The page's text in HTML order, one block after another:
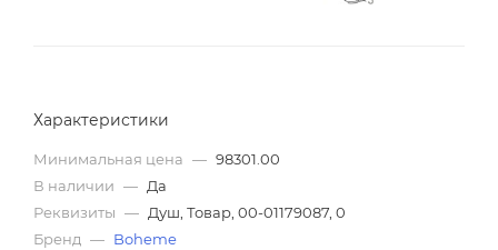
Характеристики
Минимальная цена — 98301.00
В наличии — Да
Реквизиты — Душ, Товар, 00-01179087, 0
Бренд — Boheme